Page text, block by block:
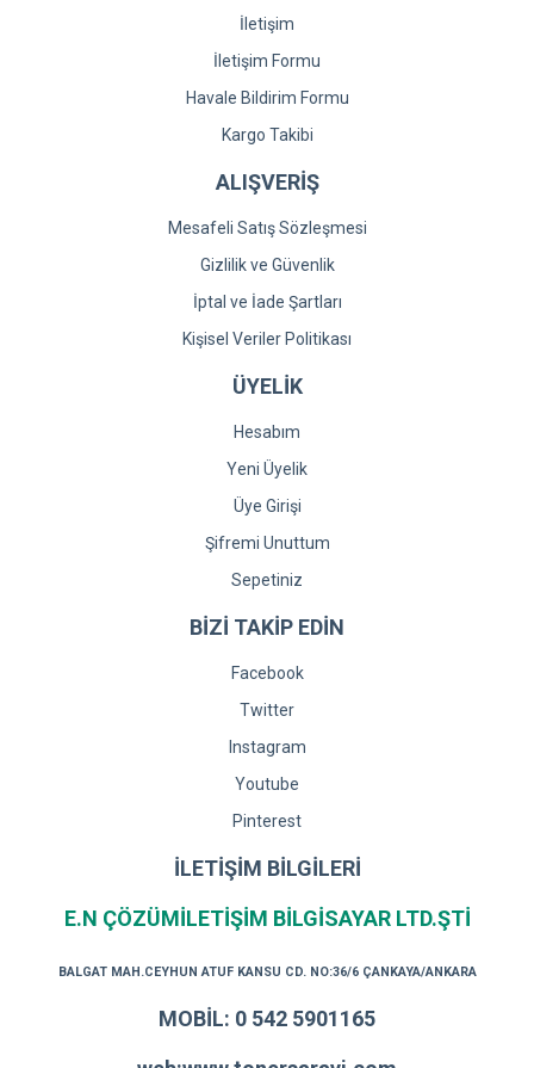
Gönder
İletişim
İletişim Formu
Havale Bildirim Formu
Kargo Takibi
ALIŞVERİŞ
Mesafeli Satış Sözleşmesi
Gizlilik ve Güvenlik
İptal ve İade Şartları
Kişisel Veriler Politikası
ÜYELİK
Hesabım
Yeni Üyelik
Üye Girişi
Şifremi Unuttum
Sepetiniz
BİZİ TAKİP EDİN
Facebook
Twitter
Instagram
Youtube
Pinterest
İLETİŞİM BİLGİLERİ
E.N ÇÖZÜMİLETİŞİM BİLGİSAYAR LTD.ŞTİ
BALGAT MAH.CEYHUN ATUF KANSU CD. NO:36/6 ÇANKAYA/ANKARA
MOBİL: 0 542 5901165